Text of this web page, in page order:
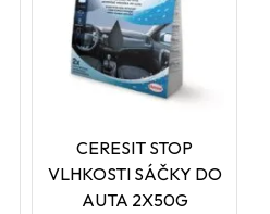
CERESIT STOP
VLHKOSTI SÁČKY DO
AUTA 2X50G